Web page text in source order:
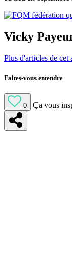
Vicky
Plus d'articles de cet
Faites-vous entendre
0 Ça vous